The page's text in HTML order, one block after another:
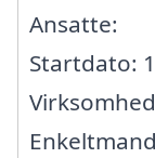
Ansatte:
Startdato: